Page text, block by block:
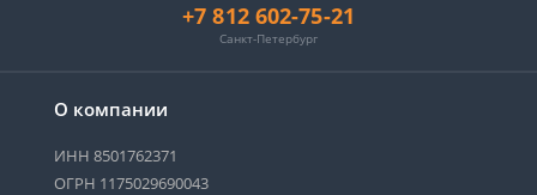
О компании
ИНН 8501762371
ОГРН 1175029690043
+7 812 602-75-21
Санкт-Петербург